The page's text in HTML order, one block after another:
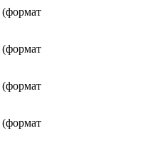
(формат
(формат
(формат
(формат